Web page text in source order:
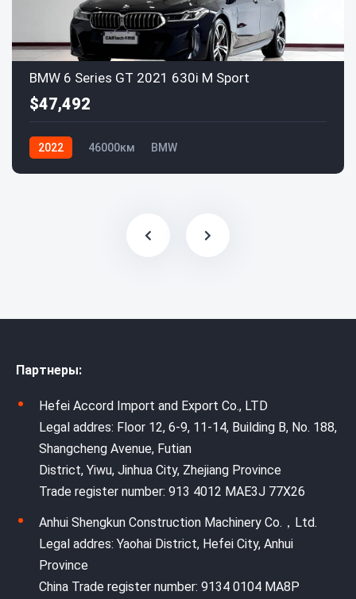
BMW 6 Series GT 2021 630i M Sport
$47,492
2022 46000км BMW
Партнеры:
Hefei Accord Import and Export Co., LTD
Legal addres: Floor 12, 6-9, 11-14, Building B, No. 188,
Shangcheng Avenue, Futian
District, Yiwu, Jinhua City, Zhejiang Province
Trade register number: 913 4012 MAE3J 77X26
Anhui Shengkun Construction Machinery Co.，Ltd.
Legal addres: Yaohai District, Hefei City, Anhui
Province
China Trade register number: 9134 0104 MA8P